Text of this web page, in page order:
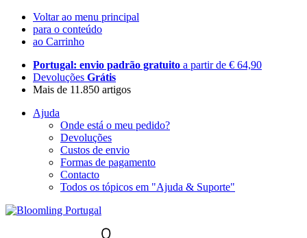
Voltar ao menu principal
para o conteúdo
ao Carrinho
Portugal: envio padrão gratuito a partir de € 64,90
Devoluções Grátis
Mais de 11.850 artigos
Ajuda
Onde está o meu pedido?
Devoluções
Custos de envio
Formas de pagamento
Contacto
Todos os tópicos em "Ajuda & Suporte"